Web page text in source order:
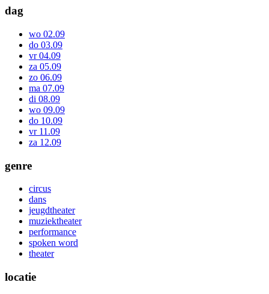
dag
wo 02.09
do 03.09
vr 04.09
za 05.09
zo 06.09
ma 07.09
di 08.09
wo 09.09
do 10.09
vr 11.09
za 12.09
genre
circus
dans
jeugdtheater
muziektheater
performance
spoken word
theater
locatie